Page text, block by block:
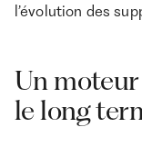
l’évolution des
Un
le long